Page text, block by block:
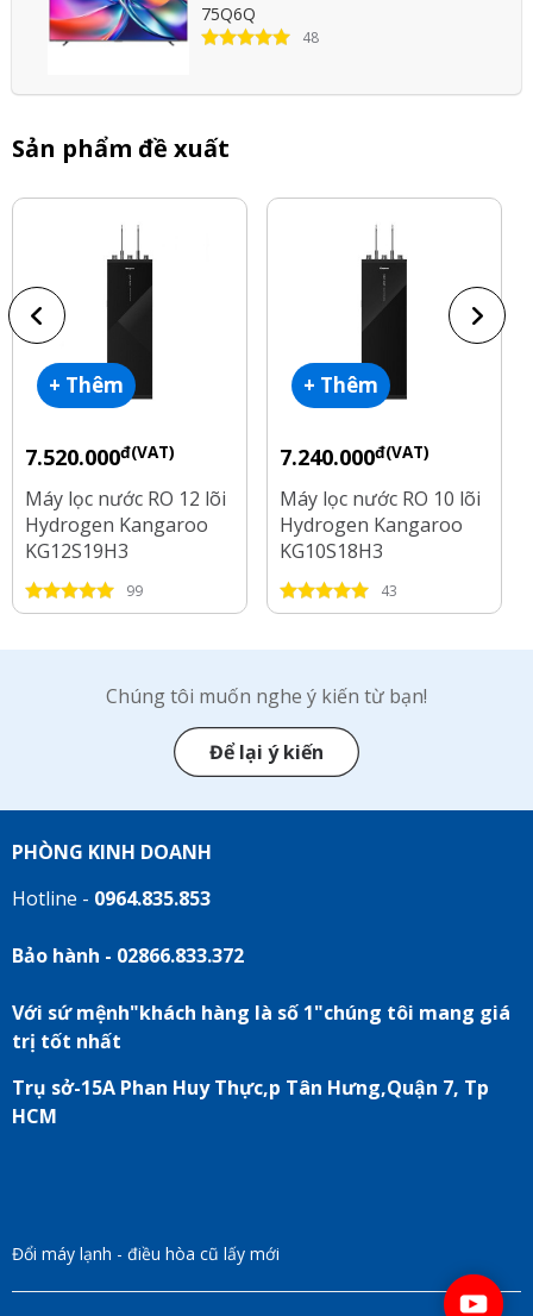
75Q6Q
48
Sản phẩm đề xuất
+ Thêm
7.520.000đ(VAT)
Máy lọc nước RO 12 lõi
Hydrogen Kangaroo
KG12S19H3
99
+ Thêm
7.240.000đ(VAT)
Máy lọc nước RO 10 lõi
Hydrogen Kangaroo
KG10S18H3
43
Chúng tôi muốn nghe ý kiến từ bạn!
Để lại ý kiến
PHÒNG KINH DOANH
Hotline - 0964.835.853
Bảo hành - 02866.833.372
Với sứ mệnh"khách hàng là số 1"chúng tôi mang giá
trị tốt nhất
Trụ sở-15A Phan Huy Thực,p Tân Hưng,Quận 7, Tp
HCM
Đổi máy lạnh - điều hòa cũ lấy mới